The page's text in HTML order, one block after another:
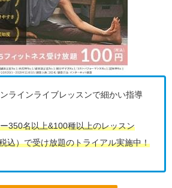
ラインライブレッスンで細かい指導
350名以上&100種以上のレッスン
込）で受け放題のトライアル実施中！